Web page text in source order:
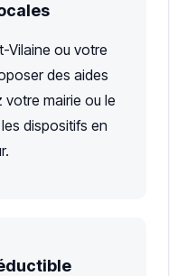
Vilaine ou votre
des aides
mairie ou le
dispositifs en